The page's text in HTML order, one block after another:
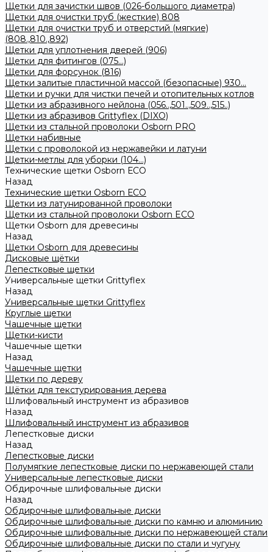
Щетки для зачистки швов (026-большого диаметра)
Щетки для очистки труб (жесткие) 808
Щетки для очистки труб и отверстий (мягкие)
(808.,810.,892)
Щетки для уплотнения дверей (906)
Щетки для фитингов (075...)
Щетки для форсунок (816)
Щетки залитые пластичной массой (безопасные) 930...
Щетки и ручки для чистки печей и отопительных котлов
Щетки из абразивного нейлона (056..,501..,509..,515..)
Щетки из абразивов Grittyflex (DIXO)
Щетки из стальной проволоки Osborn PRO
Щетки набивные
Щетки с проволокой из нержавейки и латуни
Щетки-метлы для уборки (104...)
Технические щетки Osborn ЕСО
Назад
Технические щетки Osborn ЕСО
Щетки из латунированной проволоки
Щетки из стальной проволоки Osborn ECO
Щетки Osborn для древесины
Назад
Щетки Osborn для древесины
Дисковые щётки
Лепестковые щетки
Универсальные щетки Grittyflex
Назад
Универсальные щетки Grittyflex
Круглые щетки
Чашечные щетки
Щетки-кисти
Чашечные щетки
Назад
Чашечные щетки
Щетки по дереву
Щётки для текстурирования дерева
Шлифовальный инструмент из абразивов
Назад
Шлифовальный инструмент из абразивов
Лепестковые диски
Назад
Лепестковые диски
Полумягкие лепестковые диски по нержавеющей стали
Универсальные лепестковые диски
Обдирочные шлифовальные диски
Назад
Обдирочные шлифовальные диски
Обдирочные шлифовальные диски по камню и алюминию
Обдирочные шлифовальные диски по нержавеющей стали
Обдирочные шлифовальные диски по стали и чугуну